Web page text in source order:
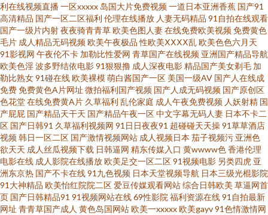
九一在线 国产91色在线 色色男人的天堂AV 亚国国产线路卡一 成人精品大片
在线看 美女母亲黄色三级A片 国产精品传媒 影音先锋日本a片 亚洲瑟热 日韩
另类综合 麻豆成人综合 加比勒av 超碰在线97伊人 91妞妞视频 91P社区入口
日韩AV无码自拍 久草资源福利 国产成人精品一区 豆花网逼网 91线上看
91prom在线观看 亚洲三级理论 成人性爱伊人影院 肏屄一区 91洮色污污 国产
精品自产久久 日韩国产欧美性爱免费 欧美精久久 国产精品国产激情久久 成
人精品日韩精品 97福利视频导航 91探花极品 91色啦自拍 国产国际精品成人
利在线视频直播一区xxxxx 岛国大片免费视频一道日本亚洲香蕉 国产91
高清精品 国产一区二区福利 伦理在线播放 人妻无码精品 91自拍在线观看
国产一级片内射夜夜骑青青草欧美色图人妻在线免费欧美视频免费黄色
毛片 成人精品无码视频欧美午夜极品 性欧美ⅩⅩⅩⅩ乱欧美色色六月天
91影视网 午夜伦不卡 加勒比性爱网 青草国产在线视频 亚洲国产精品导航
欧美色淫波多野结依电影91狠狠撸 成人深夜电影精品国产美女剃毛 加
勒比熟女91碰在线欧美裸模萌白酱国产一区 美国一级AV 国产人在线成
免费免费黄色A片网址 微拍福利国产视频 国产人成无码视频 国产原创区
色花堂在线免费黄A片 久草福利 乱伦家庭 成人午夜免费视频 人妖射精 国
产屁屁 国产精品天干天 国产精品午夜一区中文字幕无码人妻 日本不卡二
区 国产日韩91 久草福利视频网 91日日夜夜91 超碰碰天天操91草草酒店
视频韩日一区二区 国产激情视频网站 成人视频日本 茄子视频污 亚洲色
欲天天 成人丝瓜视频下载 日韩逼网 精东传媒入口 黄wwww色香港伦理
电影在线 成人影院在线播放欧美足交一区二区91视频电影 另类四虎 亚
洲东京热 国产不卡在线91九色视频 日本天堂视频导航 日本三级光棍影院
91大神精品 欧美怡红院院二区爱豆传媒观看网站综合日韩欧美 草逼网首
页 国产日韩精品91 91视频网站在线69性影院 福利资源在线91自拍最新
网址 青青草国产成人 黄色岛国网站欧美一xxxxx欧美gayv91色情激情网